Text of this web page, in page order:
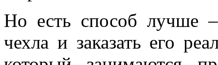
Но есть способ лучше
чехла и заказать его